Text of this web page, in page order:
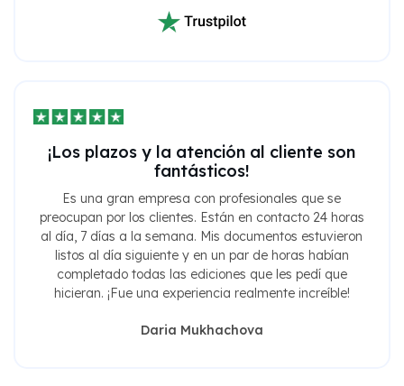
¡Los plazos y la atención al cliente son
fantásticos!
Es una gran empresa con profesionales que se
preocupan por los clientes. Están en contacto 24 horas
al día, 7 días a la semana. Mis documentos estuvieron
listos al día siguiente y en un par de horas habían
completado todas las ediciones que les pedí que
hicieran. ¡Fue una experiencia realmente increíble!
Daria Mukhachova